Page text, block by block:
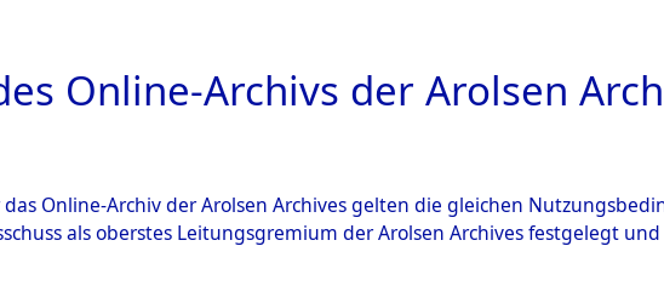
PERSONENINDEX PERSON
Online-Archivs der Arolsen
Online-Archiv der Arolsen Archives gelten die gleichen
als oberstes Leitungsgremium der Arolsen Archives festgelegt